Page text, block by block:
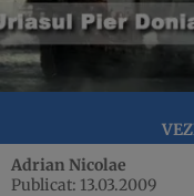
Adrian Nicolae
Publicat: 13.03.2009